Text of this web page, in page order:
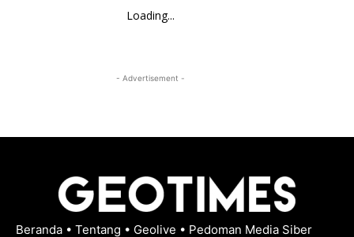
Loading...
- Advertisement -
Beranda • Tentang • Geolive • Pedoman Media Siber